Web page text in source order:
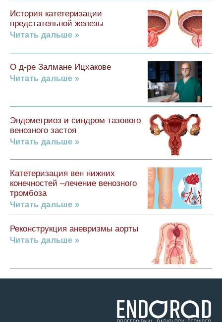
История катетеризации
предстательной железы
Читать дальше »
О д-ре Залмане Ицхакове
Читать дальше »
Эндометриоз и синдром тазового
венозного застоя
Читать дальше »
Катетеризация вен нижних
конечностей –лечение венозного
тромбоза
Читать дальше »
Реконструкция аневризмы аорты
Читать дальше »